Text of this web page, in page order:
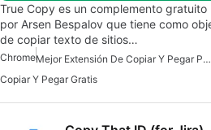
True Copy es un complemento
por Arsen Bespalov que tiene como
de copiar texto de sitios…
Chrome Mejor Extensión De Copiar Y Pegar Para Chrome
Copiar Y Pegar Gratis